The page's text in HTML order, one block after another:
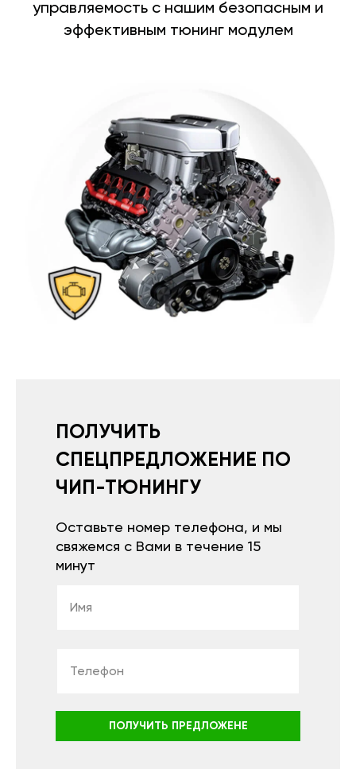
управляемость с нашим безопасным и
эффективным тюнинг модулем
ПОЛУЧИТЬ
СПЕЦПРЕДЛОЖЕНИЕ ПО
ЧИП-ТЮНИНГУ
Оставьте номер телефона, и мы
свяжемся с Вами в течение 15
минут
ПОЛУЧИТЬ ПРЕДЛОЖЕНЕ